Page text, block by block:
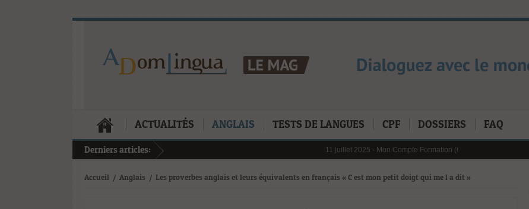
ACTUALITÉS ANGLAIS TESTS DE LANGUES CPF DOSSIERS FAQ
Derniers articles: 11 juillet 2025 -Mon Compte Formation (CPF) en 2025 : Les
6 janvier 2025 -Au 1er janvier 2025, le reste à charge pour
21 octobre 2024 -L’importance cruciale de la formation
Accueil / Anglais / Les proverbes anglais et leurs équivalents en français « C est mon petit doigt qui me l a dit »